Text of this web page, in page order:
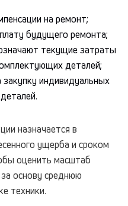
на ремонт;
будущего ремонта;
текущие затраты
деталей;
индивидуальных
назначается в
ущерба и сроком
оценить масштаб
основу среднюю
техники.